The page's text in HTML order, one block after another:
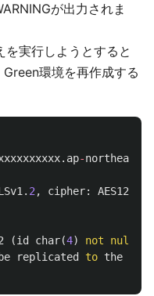
が出力されま
実行しようとすると
環境を再作成する
. ap-northeast
. 2, cipher: AES128
(id char(4) not null
be replicated to the